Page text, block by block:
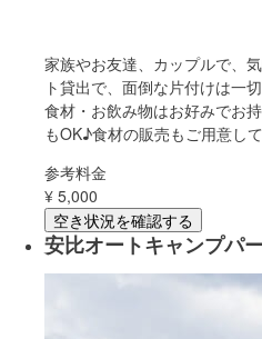
家族やお友達、カップルで、
ト貸出で、面倒な片付けは一切
食材・お飲み物はお好みでお
もOK♪食材の販売もご用意して
参考料金
¥ 5,000
空き状況を確認する
安比オートキャンプパ